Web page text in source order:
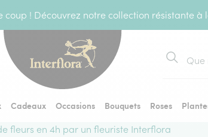
coup ! Découvrez notre collection résistante à
Rechercher
Cadeaux Occasions Bouquets Roses
fleurs en 4h par un fleuriste Interflora